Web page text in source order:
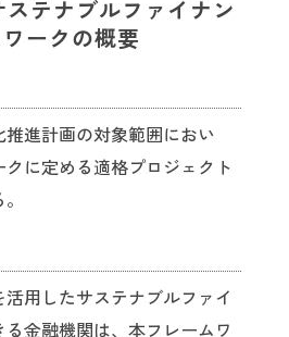
テナブルファイナン
ークの概要
進計画の対象範囲におい
に定める適格プロジェクト
用したサステナブルファイ
金融機関は、本フレームワ